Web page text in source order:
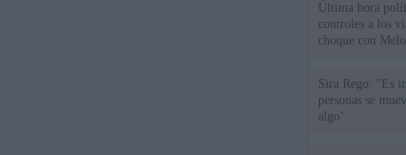
Última hora
controles a los
choque con
Sira Rego: "Es
personas se
algo"